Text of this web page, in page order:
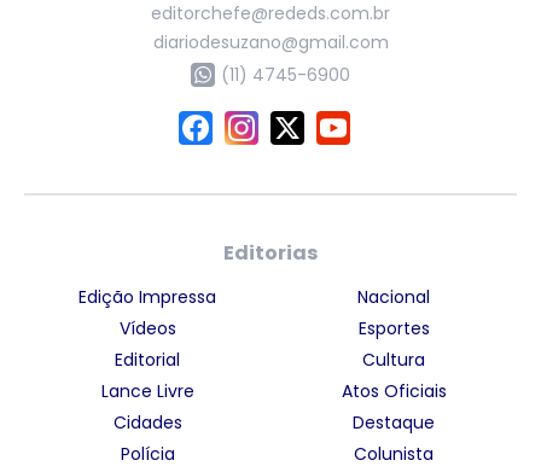
editorchefe@rededs.com.br
diariodesuzano@gmail.com
(11) 4745-6900
Editorias
Edição Impressa
Vídeos
Editorial
Lance Livre
Cidades
Polícia
Nacional
Esportes
Cultura
Atos Oficiais
Destaque
Colunista